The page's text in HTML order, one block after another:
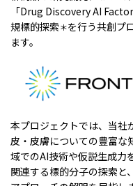
「Drug Discovery AI
規標的探索＊を行う共創プ
ます。
本プロジェクトでは、当社
皮・皮膚についての豊富な
域でのAI技術や仮説生成力
関連する標的分子の探索と